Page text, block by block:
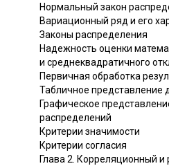
Нормальный закон
Вариационный ряд и его
Законы распределения
Надежность оценки
и среднеквадратичного
Первичная обработка
Табличное представление
Графическое
распределений
Критерии значимости
Критерии согласия
Глава 2. Корреляционный и